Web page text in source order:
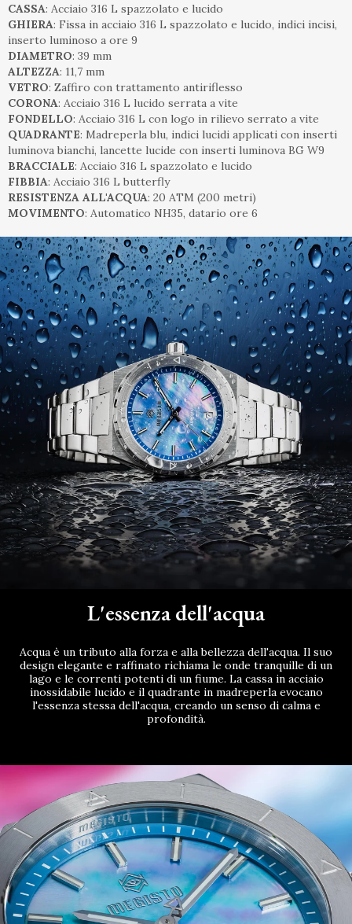
CASSA: Acciaio 316 L spazzolato e lucido
GHIERA: Fissa in acciaio 316 L spazzolato e lucido, indici incisi,
inserto luminoso a ore 9
DIAMETRO: 39 mm
ALTEZZA: 11,7 mm
VETRO: Zaffiro con trattamento antiriflesso
CORONA: Acciaio 316 L lucido serrata a vite
FONDELLO: Acciaio 316 L con logo in rilievo serrato a vite
QUADRANTE: Madreperla blu, indici lucidi applicati con inserti
luminova bianchi, lancette lucide con inserti luminova BG W9
BRACCIALE: Acciaio 316 L spazzolato e lucido
FIBBIA: Acciaio 316 L butterfly
RESISTENZA ALL'ACQUA: 20 ATM (200 metri)
MOVIMENTO: Automatico NH35, datario ore 6
L'essenza dell'acqua
Acqua è un tributo alla forza e alla bellezza dell'acqua. Il suo
design elegante e raffinato richiama le onde tranquille di un
lago e le correnti potenti di un fiume. La cassa in acciaio
inossidabile lucido e il quadrante in madreperla evocano
l'essenza stessa dell'acqua, creando un senso di calma e
profondità.